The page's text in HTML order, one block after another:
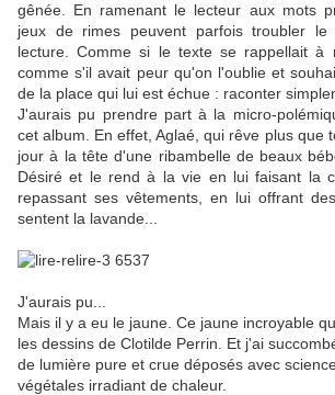
gênée. En ramenant le lecteur aux mots
jeux de rimes peuvent parfois troubler le
lecture. Comme si le texte se rappellait à
comme s'il avait peur qu'on l'oublie et
de la place qui lui est échue : raconter
J'aurais pu prendre part à la micro-
cet album. En effet, Aglaé, qui rêve plus que
jour à la tête d'une ribambelle de beaux
Désiré et le rend à la vie en lui faisant la
repassant ses vêtements, en lui offrant
sentent la lavande...
J'aurais pu...
Mais il y a eu le jaune. Ce jaune incroyable
les dessins de Clotilde Perrin. Et j'ai
de lumière pure et crue déposés avec
végétales irradiant de chaleur.